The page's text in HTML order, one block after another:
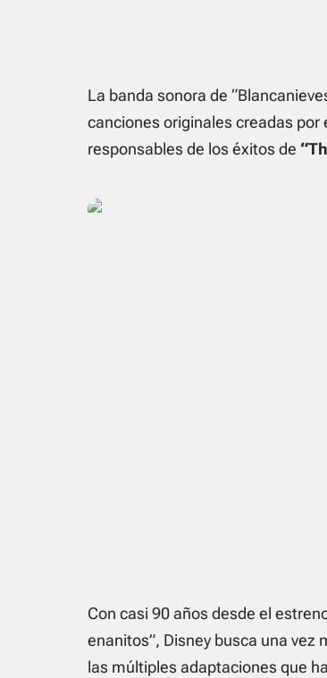
La banda sonora de
canciones originales creadas por
responsables de los éxitos de
Con casi 90 años desde el
enanitos”, Disney busca una
las múltiples adaptaciones que